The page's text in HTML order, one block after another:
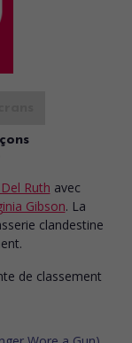
Ruth avec
Gibson. La
clandestine